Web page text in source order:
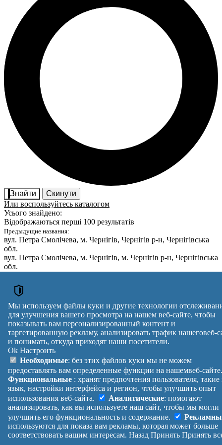
Знайти
Скинути
Или воспользуйтесь каталогом
Усього знайдено:
Відображаються перші 100 результатів
Предыдущие названия:
вул. Петра Смолічева, м. Чернігів, Чернігів р-н, Чернігівська
обл.
вул. Петра Смолічева, м. Чернігів, м. Чернігів р-н, Чернігівська
обл.
Почтовые индексы Украины. Обновлено : 07-08-2026.
Улица
вул. Петра Смолічева
м. Чернігів, Чернігівський р-н,
Чернігівська обл.
12 14030
Вулиця № будинків
Індекс
reklama
Правила
Помощь
Платные
услуги
Политика
конфиденциальности
Манифест
О проекте
Обратная
связь
Украина
Вход |
Выход
Мы используем файлы куки и другие технологии
для улучшения вашего просмотра на нашем веб-сайте, чтобы
показывать вам персонализированный контент и
таргетированную рекламу, анализировать трафик нашеговеб-
и понимать, откуда приходят наши посетители.
Ok Настроить
Необходимые: без этих файлов куки мы не можем
предоставлять вам определенные функции на нашемвеб-
Функциональные : хранят предпочтения пользователя, такие
язык, настройки интерфейса и регион, чтобы улучшить опыт
использования веб-сайта.
Аналитические: помогают
анализировать, как вы используете наш сайт, чтобы мы могли
улучшить его функциональность и содержание.
используются для показа вам рекламы, которая может больше
соответствовать вашим интересам. Назад Принять Принять